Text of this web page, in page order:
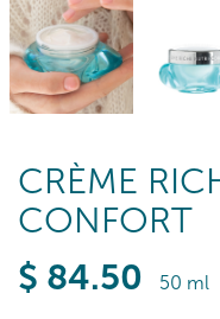
CRÈME
CONFORT
$ 84.50 50 ml